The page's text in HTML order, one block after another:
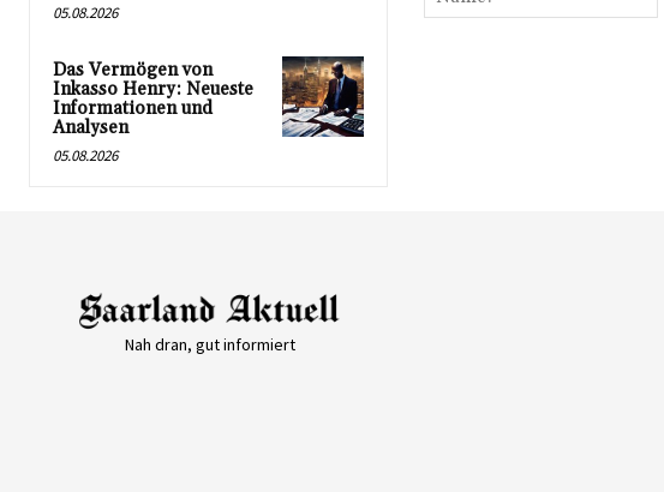
05.08.2026
Das Vermögen von
Inkasso Henry: Neueste
Informationen und
Analysen
05.08.2026
Nah dran, gut informiert